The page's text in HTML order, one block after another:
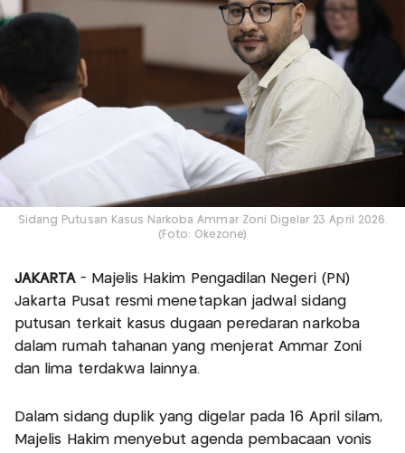
Sidang Putusan Kasus Narkoba Ammar Zoni Digelar 23 April 2026.
(Foto: Okezone)
JAKARTA - Majelis Hakim Pengadilan Negeri (PN)
Jakarta Pusat resmi menetapkan jadwal sidang
putusan terkait kasus dugaan peredaran narkoba
dalam rumah tahanan yang menjerat Ammar Zoni
dan lima terdakwa lainnya.
Dalam sidang duplik yang digelar pada 16 April silam,
Majelis Hakim menyebut agenda pembacaan vonis